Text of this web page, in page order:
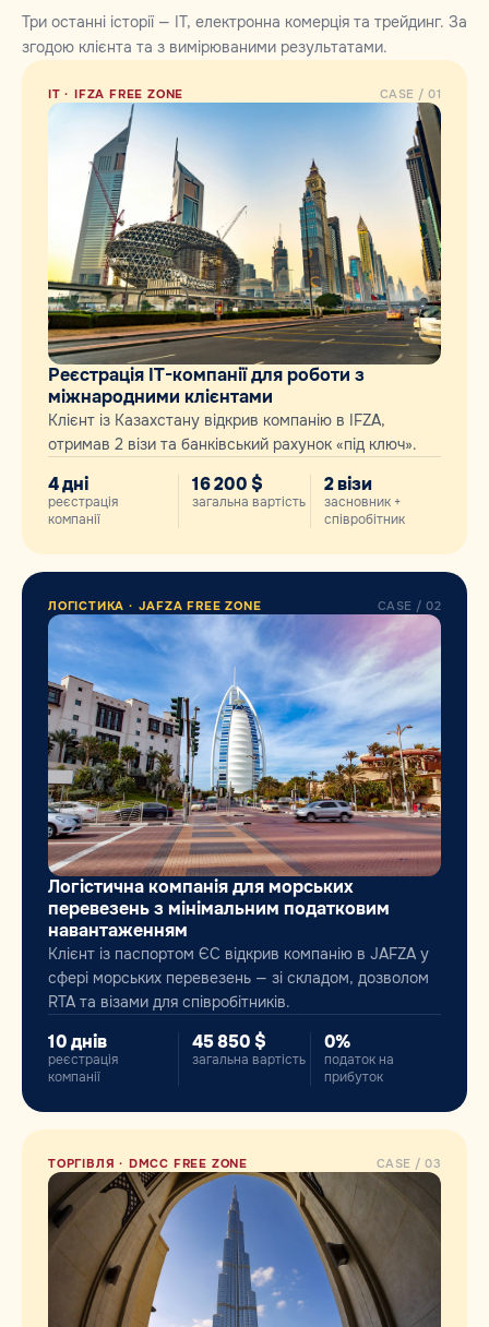
Три останні історії — IT, електронна комерція та трейдинг. За
згодою клієнта та з вимірюваними результатами.
IT · IFZA FREE ZONE CASE / 01
Реєстрація ІТ-компанії для роботи з
міжнародними клієнтами
Клієнт із Казахстану відкрив компанію в IFZA,
отримав 2 візи та банківський рахунок «під ключ».
4 дні
реєстрація
компанії
16 200 $
загальна вартість
2 візи
засновник +
співробітник
ЛОГІСТИКА · JAFZA FREE ZONE CASE / 02
Логістична компанія для морських
перевезень з мінімальним податковим
навантаженням
Клієнт із паспортом ЄС відкрив компанію в JAFZA у
сфері морських перевезень — зі складом, дозволом
RTA та візами для співробітників.
10 днів
реєстрація
компанії
45 850 $
загальна вартість
0%
податок на
прибуток
ТОРГІВЛЯ · DMCC FREE ZONE CASE / 03